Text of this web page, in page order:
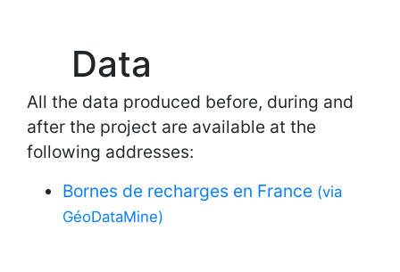
Data
All the data produced before, during and
after the project are available at the
following addresses:
Bornes de recharges en France (via
GéoDataMine)